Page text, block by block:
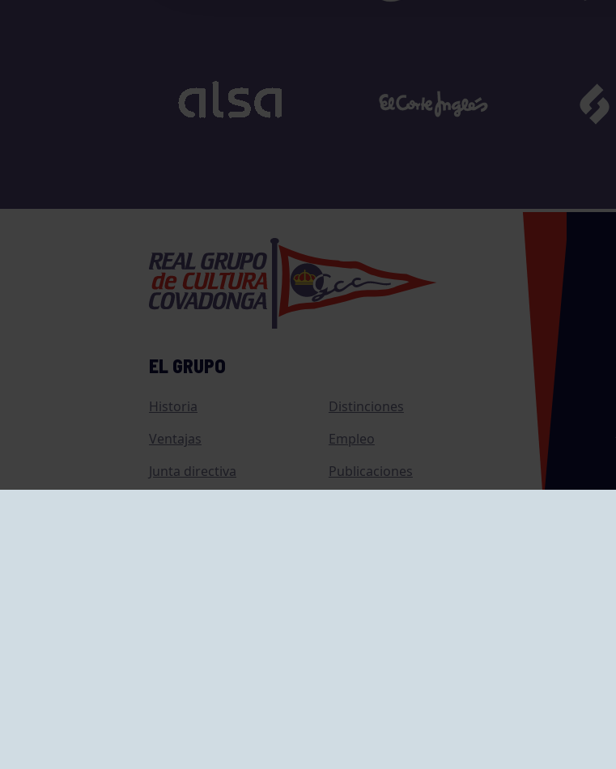
EL GRUPO
Historia
Distinciones
Ventajas
Empleo
Junta directiva
Publicaciones